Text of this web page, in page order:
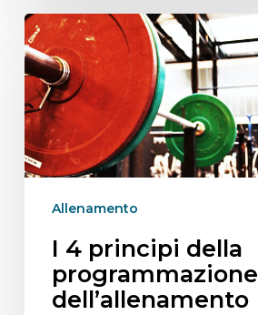
Allenamento
I 4 principi della
programmazione
dell’allenamento